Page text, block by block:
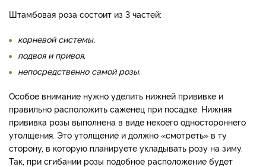
Штамбовая роза состоит из 3 частей:
корневой системы,
подвоя и привоя,
непосредственно самой розы.
Особое внимание нужно уделить нижней прививке и
правильно расположить саженец при посадке. Нижняя
прививка розы выполнена в виде некоего одностороннего
утолщения. Это утолщение и должно «смотреть» в ту
сторону, в которую планируете укладывать розу на зиму.
Так, при сгибании розы подобное расположение будет